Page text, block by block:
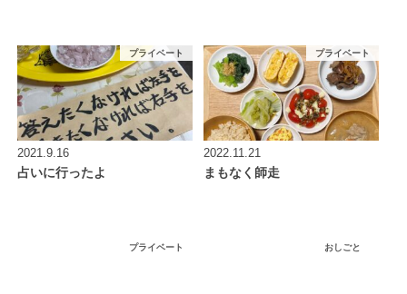
プライベート
2021.9.16
占いに行ったよ
プライベート
2022.11.21
まもなく師走
プライベート おしごと